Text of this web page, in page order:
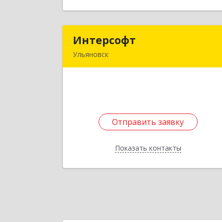
Интерсофт
Ульяновск
Отправить заявку
Показать контакты
Подробнее